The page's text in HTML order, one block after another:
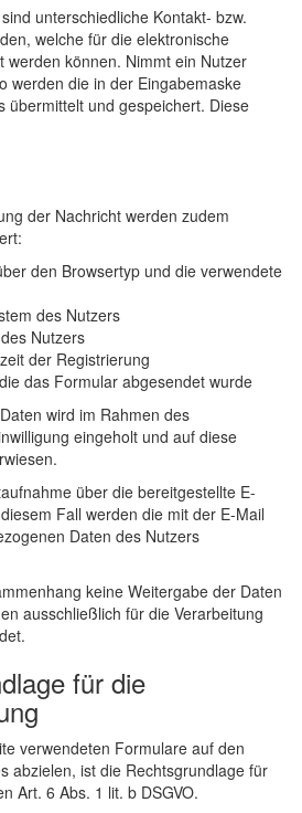
unterschiedliche Kontakt- bzw.
welche für die elektronische
werden können. Nimmt ein Nutzer
werden die in der Eingabemaske
übermittelt und gespeichert. Diese
der Nachricht werden zudem
den Browsertyp und die verwendete
des Nutzers
Nutzers
der Registrierung
das Formular abgesendet wurde
wird im Rahmen des
eingeholt und auf diese
über die bereitgestellte E-
Fall werden die mit der E-Mail
Daten des Nutzers
keine Weitergabe der Daten
ausschließlich für die Verarbeitung
für die
verwendeten Formulare auf den
abzielen, ist die Rechtsgrundlage für
Art. 6 Abs. 1 lit. b DSGVO.